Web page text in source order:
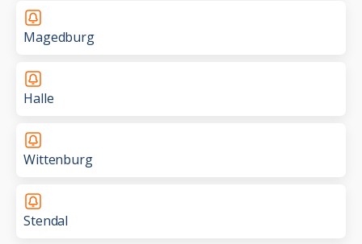
Magedburg
Halle
Wittenburg
Stendal